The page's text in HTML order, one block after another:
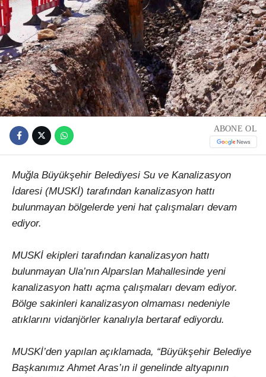
ABONE OL
Muğla Büyükşehir Belediyesi Su ve Kanalizasyon
İdaresi (MUSKİ) tarafından kanalizasyon hattı
bulunmayan bölgelerde yeni hat çalışmaları devam
ediyor.
MUSKİ ekipleri tarafından kanalizasyon hattı
bulunmayan Ula’nın Alparslan Mahallesinde yeni
kanalizasyon hattı açma çalışmaları devam ediyor.
Bölge sakinleri kanalizasyon olmaması nedeniyle
atıklarını vidanjörler kanalıyla bertaraf ediyordu.
MUSKİ’den yapılan açıklamada, “Büyükşehir Belediye
Başkanımız Ahmet Aras’ın il genelinde altyapının